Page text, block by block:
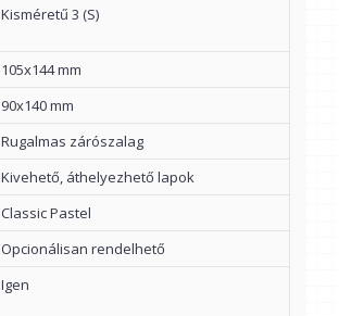
Kisméretű 3 (S)
105x144 mm
90x140 mm
Rugalmas zárószalag
Kivehető, áthelyezhető lapok
Classic Pastel
Opcionálisan rendelhető
Igen